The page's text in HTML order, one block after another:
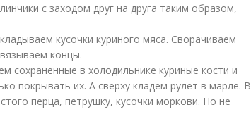
с заходом друг на друга таким образом,
кусочки куриного мяса. Сворачиваем
концы.
сохраненные в холодильнике куриные кости и
покрывать их. А сверху кладем рулет в марле. В
перца, петрушку, кусочки моркови. Но не